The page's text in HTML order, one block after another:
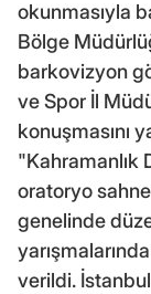
okunmasıyla
Bölge
barkovizyon
ve Spor İl
konuşmasını
"Kahramanlık
oratoryo
genelinde
verildi.